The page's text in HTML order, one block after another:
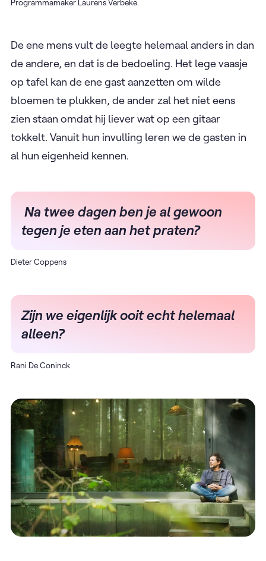
Programmamaker Laurens Verbeke
De ene mens vult de leegte helemaal anders in dan
de andere, en dat is de bedoeling. Het lege vaasje
op tafel kan de ene gast aanzetten om wilde
bloemen te plukken, de ander zal het niet eens
zien staan omdat hij liever wat op een gitaar
tokkelt. Vanuit hun invulling leren we de gasten in
al hun eigenheid kennen.
Na twee dagen ben je al gewoon
tegen je eten aan het praten?
Dieter Coppens
Zijn we eigenlijk ooit echt helemaal
alleen?
Rani De Coninck